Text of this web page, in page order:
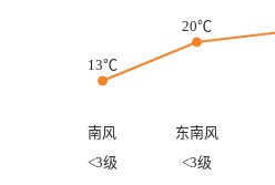
13℃
20℃
南风 东南风
<3级
<3级